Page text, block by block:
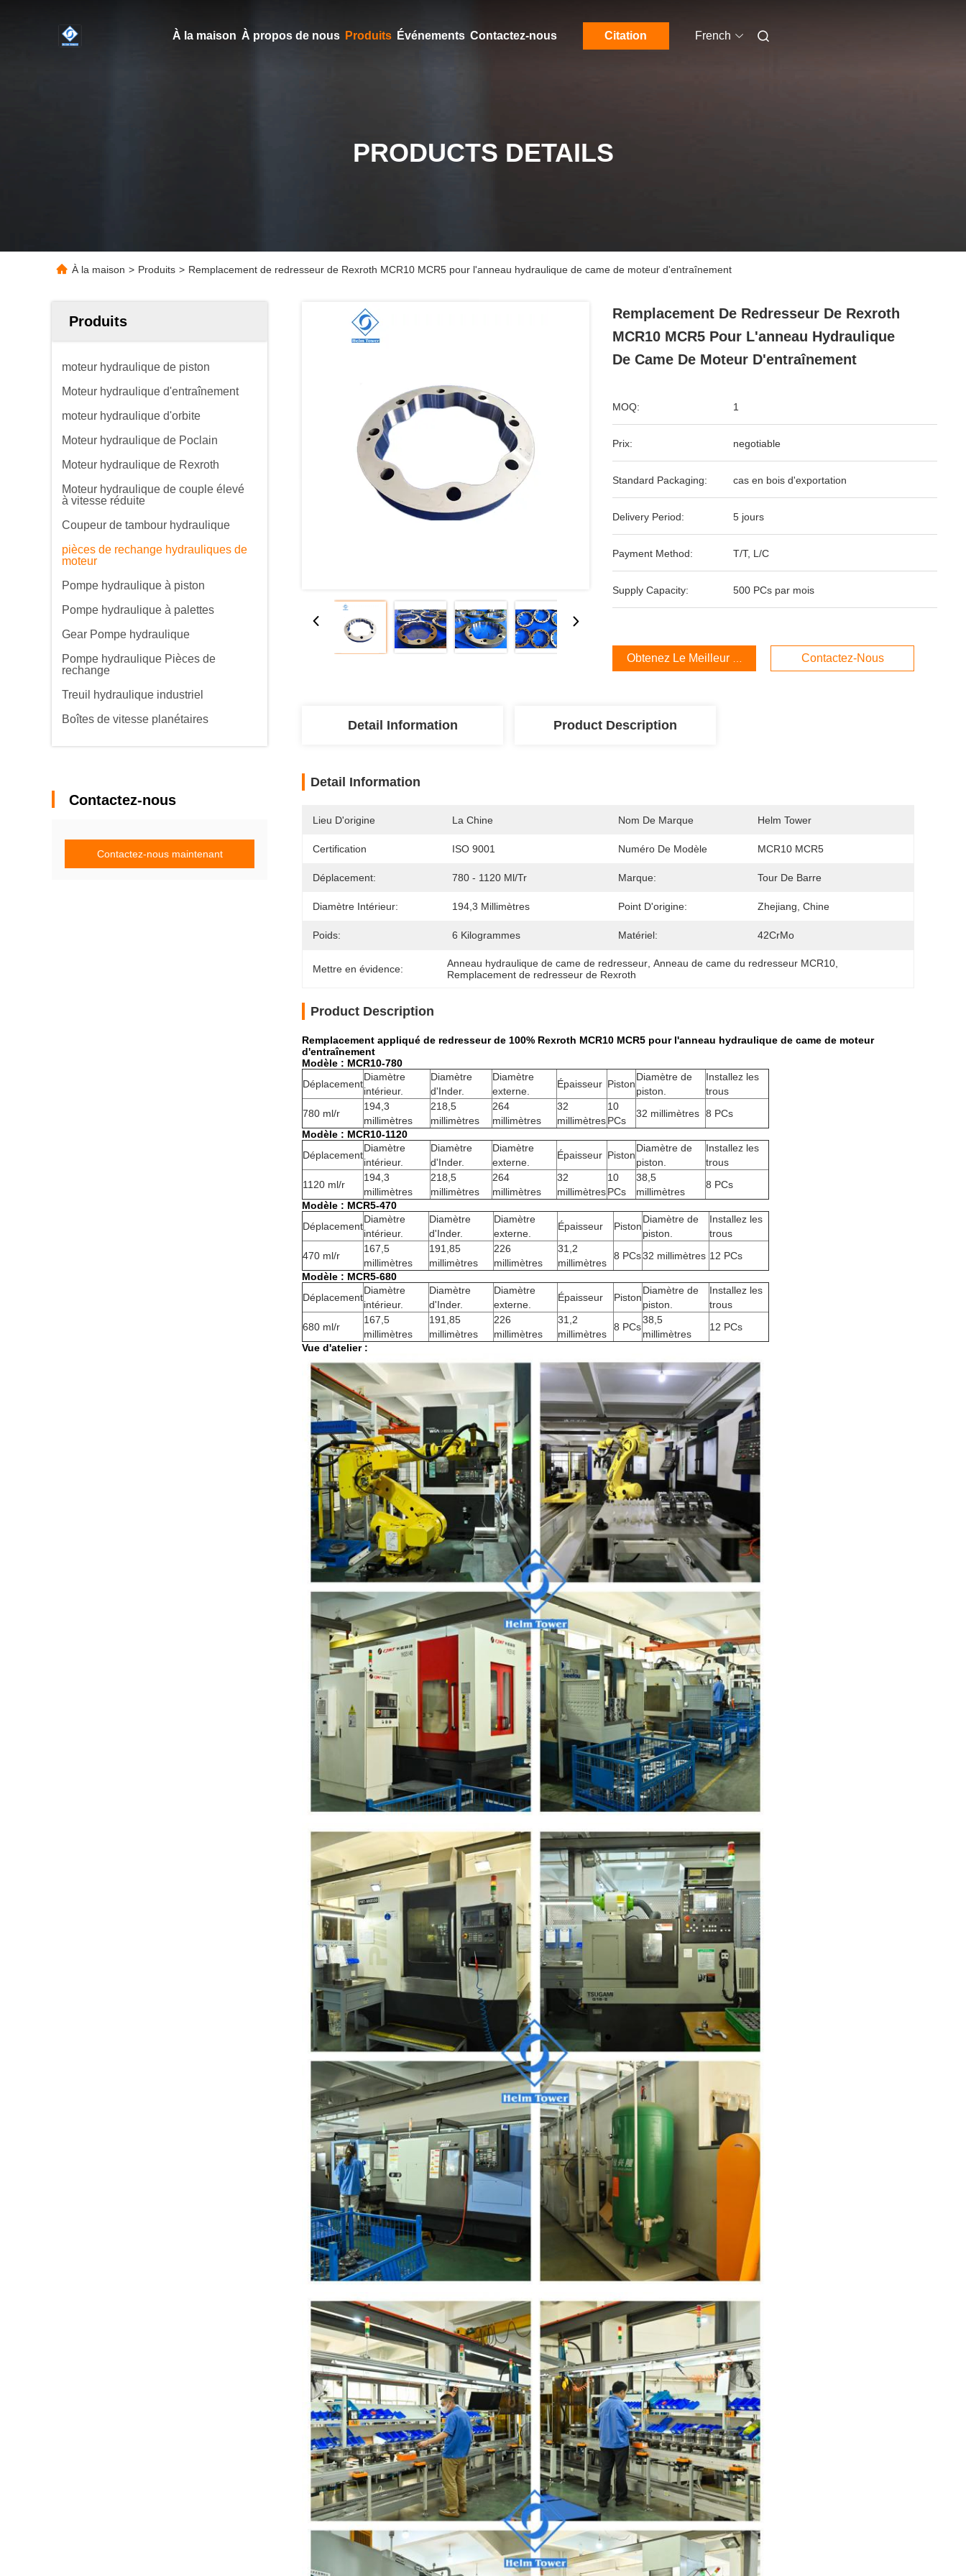
À la maison À propos de nous Produits Événements Contactez-nous Citation French
PRODUCTS DETAILS
À la maison > Produits > Remplacement de redresseur de Rexroth MCR10 MCR5 pour l'anneau hydraulique de came de moteur d'entraînement
Produits
moteur hydraulique de piston
Moteur hydraulique d'entraînement
moteur hydraulique d'orbite
Moteur hydraulique de Poclain
Moteur hydraulique de Rexroth
Moteur hydraulique de couple élevé
à vitesse réduite
Coupeur de tambour hydraulique
pièces de rechange hydrauliques de
moteur
Pompe hydraulique à piston
Pompe hydraulique à palettes
Gear Pompe hydraulique
Pompe hydraulique Pièces de
rechange
Treuil hydraulique industriel
Boîtes de vitesse planétaires
Contactez-nous
Contactez-nous maintenant
Remplacement De Redresseur De Rexroth
MCR10 MCR5 Pour L'anneau Hydraulique
De Came De Moteur D'entraînement
MOQ: 1
Prix: negotiable
Standard Packaging: cas en bois d'exportation
Delivery Period: 5 jours
Payment Method: T/T, L/C
Supply Capacity: 500 PCs par mois
Obtenez Le Meilleur Prix Contactez-Nous
Detail Information Product Description
Detail Information
Lieu D'origine La Chine Nom De Marque Helm Tower
Certification ISO 9001 Numéro De Modèle MCR10 MCR5
Déplacement: 780 - 1120 Ml/tr Marque: Tour De Barre
Diamètre Intérieur: 194,3 Millimètres Point D'origine: Zhejiang, Chine
Poids: 6 Kilogrammes Matériel: 42CrMo
Mettre en évidence: Anneau hydraulique de came de redresseur , Anneau de came du redresseur MCR10
Remplacement de redresseur de Rexroth
Product Description
Remplacement appliqué de redresseur de 100% Rexroth MCR10 MCR5 pour l'anneau hydraulique de came de moteur
d'entraînement
Modèle : MCR10-780
Déplacement
Diamètre
intérieur.
Diamètre
d'Inder.
Diamètre
externe.
Épaisseur Piston
Diamètre de
piston.
Installez les
trous
780 ml/r
194,3
millimètres
218,5
millimètres
264
millimètres
32
millimètres
10
PCs
32 millimètres 8 PCs
Modèle : MCR10-1120
Déplacement
Diamètre
intérieur.
Diamètre
d'Inder.
Diamètre
externe.
Épaisseur Piston
Diamètre de
piston.
Installez les
trous
1120 ml/r
194,3
millimètres
218,5
millimètres
264
millimètres
32
millimètres
10
PCs
38,5
millimètres
8 PCs
Modèle : MCR5-470
Déplacement
Diamètre
intérieur.
Diamètre
d'Inder.
Diamètre
externe.
Épaisseur Piston
Diamètre de
piston.
Installez les
trous
470 ml/r
167,5
millimètres
191,85
millimètres
226
millimètres
31,2
millimètres
8 PCs32 millimètres 12 PCs
Modèle : MCR5-680
Déplacement
Diamètre
intérieur.
Diamètre
d'Inder.
Diamètre
externe.
Épaisseur Piston
Diamètre de
piston.
Installez les
trous
680 ml/r
167,5
millimètres
191,85
millimètres
226
millimètres
31,2
millimètres
8 PCs
38,5
millimètres
12 PCs
Vue d'atelier :